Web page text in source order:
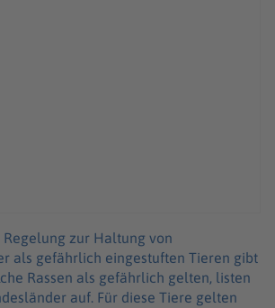
zur Haltung von
als gefährlich eingestuften Tieren gibt
Rassen als gefährlich gelten, listen
auf. Für diese Tiere gelten